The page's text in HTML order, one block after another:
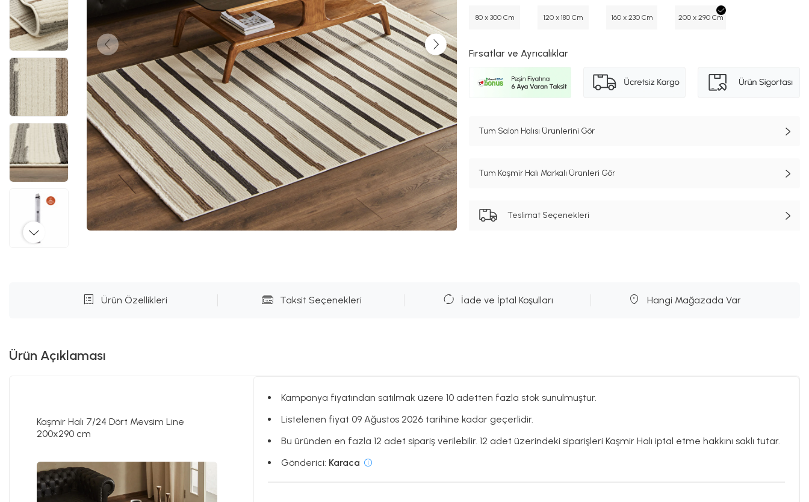
80 x 300 Cm 120 x 180 Cm 160 x 230 Cm 200 x 290 Cm
Fırsatlar ve Ayrıcalıklar
Tüm Salon Halısı Ürünlerini Gör
Tüm Kaşmir Halı Markalı Ürünleri Gör
Teslimat Seçenekleri
Ürün Özellikleri Taksit Seçenekleri İade ve İptal Koşulları Hangi Mağazada Var
Ürün Açıklaması
Kaşmir Halı 7/24 Dört Mevsim Line
200x290 cm
Kampanya fiyatından satılmak üzere 10 adetten fazla stok sunulmuştur.
Listelenen fiyat 09 Ağustos 2026 tarihine kadar geçerlidir.
Bu üründen en fazla 12 adet sipariş verilebilir. 12 adet üzerindeki siparişleri Kaşmir Halı iptal etme hakkını saklı tutar.
Gönderici: Karaca